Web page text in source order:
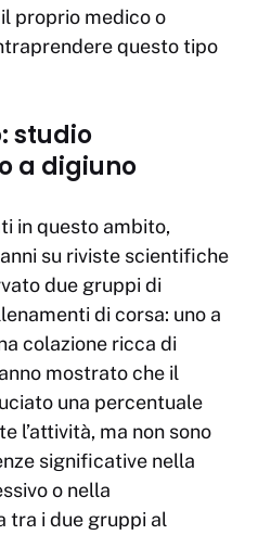
proprio medico o
questo tipo
studio
a digiuno
in questo ambito,
su riviste scientifiche
due gruppi di
di corsa: uno a
colazione ricca di
mostrato che il
una percentuale
l’attività, ma non sono
significative nella
o nella
tra i due gruppi al